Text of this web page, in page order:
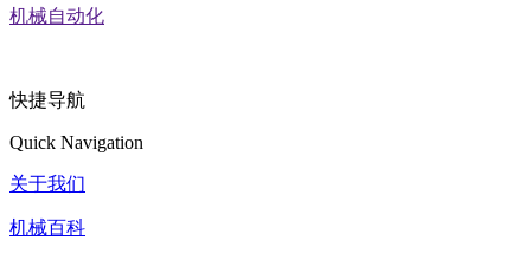
机械自动化
快捷导航
Quick Navigation
关于我们
机械百科